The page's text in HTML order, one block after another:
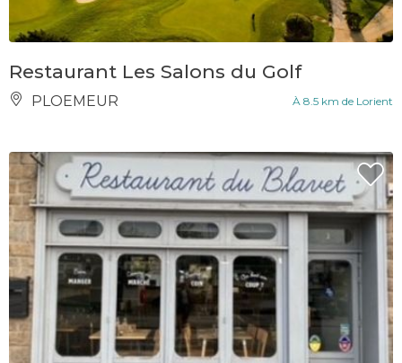
Restaurant Les Salons du Golf
PLOEMEUR À 8.5 km de Lorient